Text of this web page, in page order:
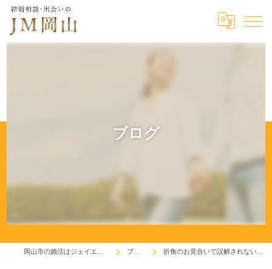
ブログ
ブログ 折角のお見合いで誤解されないために